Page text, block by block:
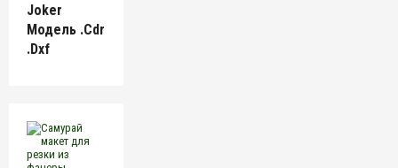
Joker
Модель .cdr
.dxf